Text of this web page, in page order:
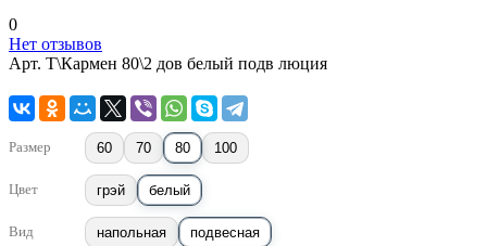
0
Нет отзывов
Арт. Т\Кармен 80\2 дов белый подв люция
Размер 60 70 80 100
Цвет грэй белый
Вид напольная подвесная